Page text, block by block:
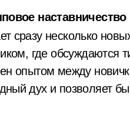
наставничество
сразу несколько
где
опытом между
дух и позволяет